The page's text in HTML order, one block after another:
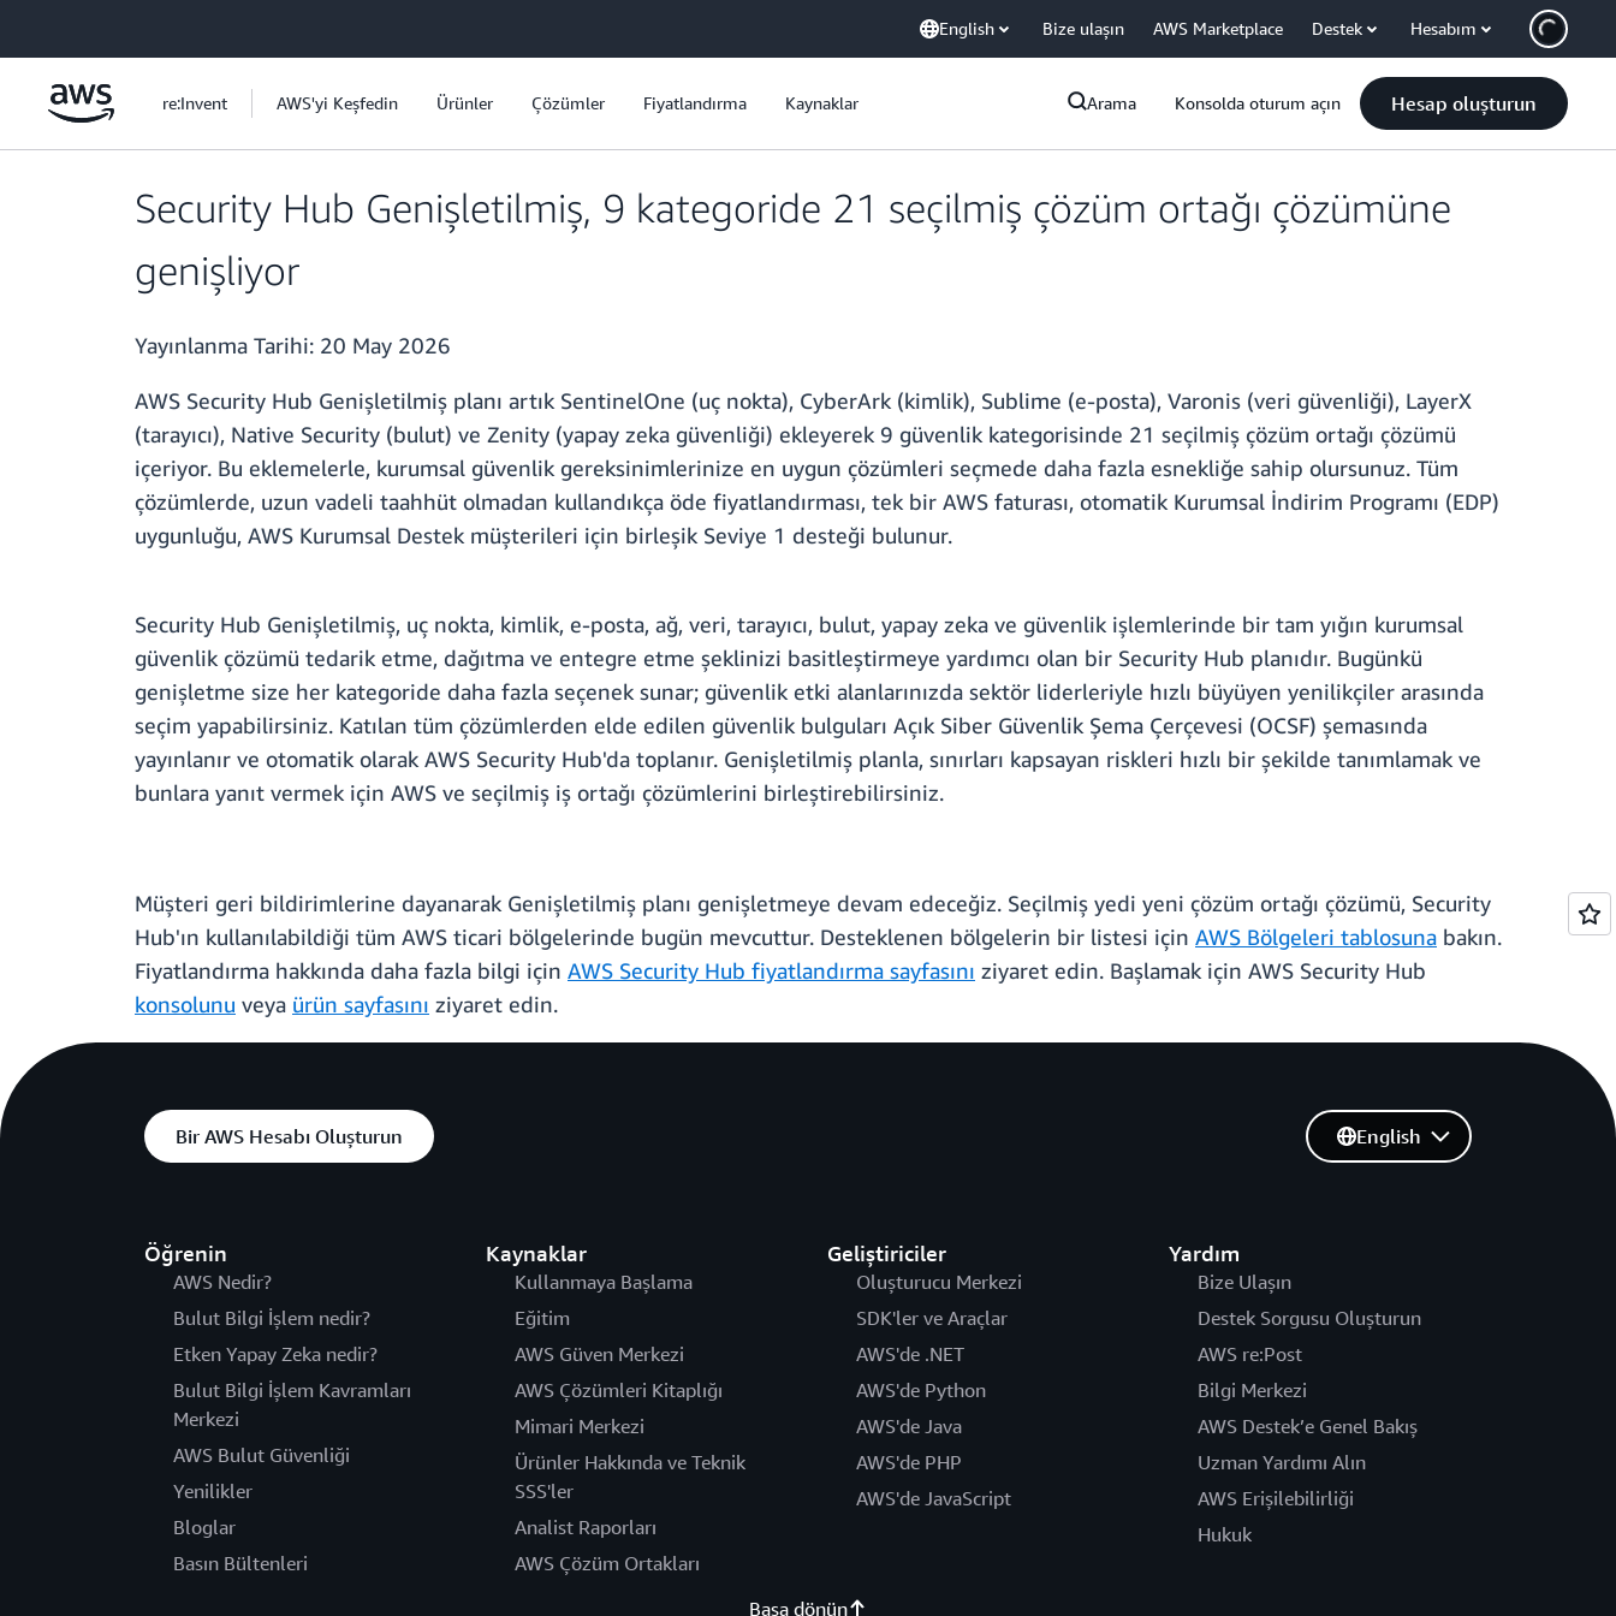
English Bize ulaşın AWS Marketplace Destek Hesabım
re:Invent AWS'yi Keşfedin Ürünler Çözümler Fiyatlandırma Kaynaklar Arama Konsolda oturum açın Hesap oluşturun
Security Hub Genişletilmiş, 9 kategoride 21 seçilmiş çözüm ortağı çözümüne
genişliyor
Yayınlanma Tarihi: 20 May 2026
AWS Security Hub Genişletilmiş planı artık SentinelOne (uç nokta), CyberArk (kimlik), Sublime (e-posta), Varonis (veri güvenliği), LayerX
(tarayıcı), Native Security (bulut) ve Zenity (yapay zeka güvenliği) ekleyerek 9 güvenlik kategorisinde 21 seçilmiş çözüm ortağı çözümü
içeriyor. Bu eklemelerle, kurumsal güvenlik gereksinimlerinize en uygun çözümleri seçmede daha fazla esnekliğe sahip olursunuz. Tüm
çözümlerde, uzun vadeli taahhüt olmadan kullandıkça öde fiyatlandırması, tek bir AWS faturası, otomatik Kurumsal İndirim Programı (EDP)
uygunluğu, AWS Kurumsal Destek müşterileri için birleşik Seviye 1 desteği bulunur.
Security Hub Genişletilmiş, uç nokta, kimlik, e-posta, ağ, veri, tarayıcı, bulut, yapay zeka ve güvenlik işlemlerinde bir tam yığın kurumsal
güvenlik çözümü tedarik etme, dağıtma ve entegre etme şeklinizi basitleştirmeye yardımcı olan bir Security Hub planıdır. Bugünkü
genişletme size her kategoride daha fazla seçenek sunar; güvenlik etki alanlarınızda sektör liderleriyle hızlı büyüyen yenilikçiler arasında
seçim yapabilirsiniz. Katılan tüm çözümlerden elde edilen güvenlik bulguları Açık Siber Güvenlik Şema Çerçevesi (OCSF) şemasında
yayınlanır ve otomatik olarak AWS Security Hub'da toplanır. Genişletilmiş planla, sınırları kapsayan riskleri hızlı bir şekilde tanımlamak ve
bunlara yanıt vermek için AWS ve seçilmiş iş ortağı çözümlerini birleştirebilirsiniz.
Müşteri geri bildirimlerine dayanarak Genişletilmiş planı genişletmeye devam edeceğiz. Seçilmiş yedi yeni çözüm ortağı çözümü, Security
Hub'ın kullanılabildiği tüm AWS ticari bölgelerinde bugün mevcuttur. Desteklenen bölgelerin bir listesi için AWS Bölgeleri tablosuna bakın.
Fiyatlandırma hakkında daha fazla bilgi için AWS Security Hub fiyatlandırma sayfasını ziyaret edin. Başlamak için AWS Security Hub
konsolunu veya ürün sayfasını ziyaret edin.
Bir AWS Hesabı Oluşturun
Öğrenin
AWS Nedir?
Bulut Bilgi İşlem nedir?
Etken Yapay Zeka nedir?
Bulut Bilgi İşlem Kavramları
Merkezi
AWS Bulut Güvenliği
Yenilikler
Bloglar
Basın Bültenleri
Kaynaklar
Kullanmaya Başlama
Eğitim
AWS Güven Merkezi
AWS Çözümleri Kitaplığı
Mimari Merkezi
Ürünler Hakkında ve Teknik
SSS'ler
Analist Raporları
AWS Çözüm Ortakları
Geliştiriciler
Oluşturucu Merkezi
SDK'ler ve Araçlar
AWS'de .NET
AWS'de Python
AWS'de Java
AWS'de PHP
AWS'de JavaScript
Yardım
Bize Ulaşın
Destek Sorgusu Oluşturun
AWS re:Post
Bilgi Merkezi
AWS Destek’e Genel Bakış
Uzman Yardımı Alın
AWS Erişilebilirliği
Hukuk
English
Başa dönün